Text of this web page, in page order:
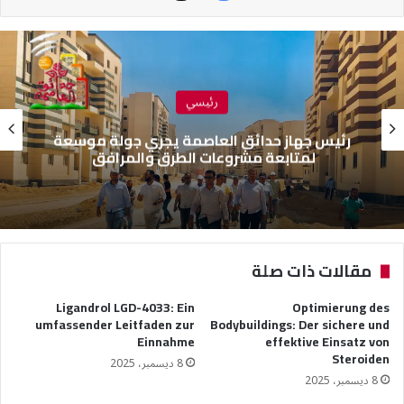
رئيسي
رئيس جهاز حدائق العاصمة يجري جولة موسعة
لمتابعة مشروعات الطرق والمرافق
مقالات ذات صلة
Optimierung des
Bodybuildings: Der sichere und
effektive Einsatz von
Steroiden
8 ديسمبر، 2025
Ligandrol LGD-4033: Ein
umfassender Leitfaden zur
Einnahme
8 ديسمبر، 2025